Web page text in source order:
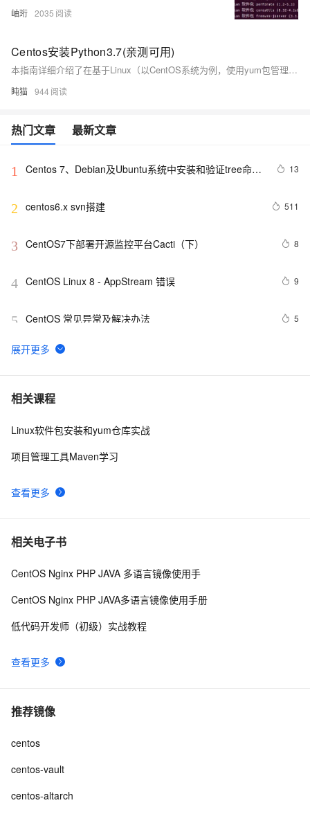
岫珩 2035
Centos安装Python3.7(亲测可用)
本指南详细介绍了在基于Linux（以CentOS系统为例，使用yum包管理器）的系统上安装Python 3.7版本的完整流程。Python是一种广泛使用的高级编程语言，在各种领域如软件开发、数据分析、人工智能和区块链开发等都有着重要的应用。
盹猫 944
热门文章 最新文章
1
Centos 7、Debian及Ubuntu系统中安装和验证tree命令
13
2 centos6.x svn搭建 511
3 CentOS7下部署开源监控平台Cacti（下） 8
4 CentOS Linux 8 - AppStream 错误 9
5 CentOS 常见异常及解决办法 5
6 Centos7 搭建Jupyter NoteBook教程
7 CentOS 系统常用命令详解
8 【clickhouse】在CentOS中离线安装clickhouse
相关课程
查看更多
Linux软件包安装和yum仓库实战
项目管理工具Maven学习
相关电子书
查看更多
CentOS Nginx PHP JAVA 多语言镜像使用手
CentOS Nginx PHP JAVA多语言镜像使用手册
低代码开发师（初级）实战教程
推荐镜像
centos
centos-vault
centos-altarch